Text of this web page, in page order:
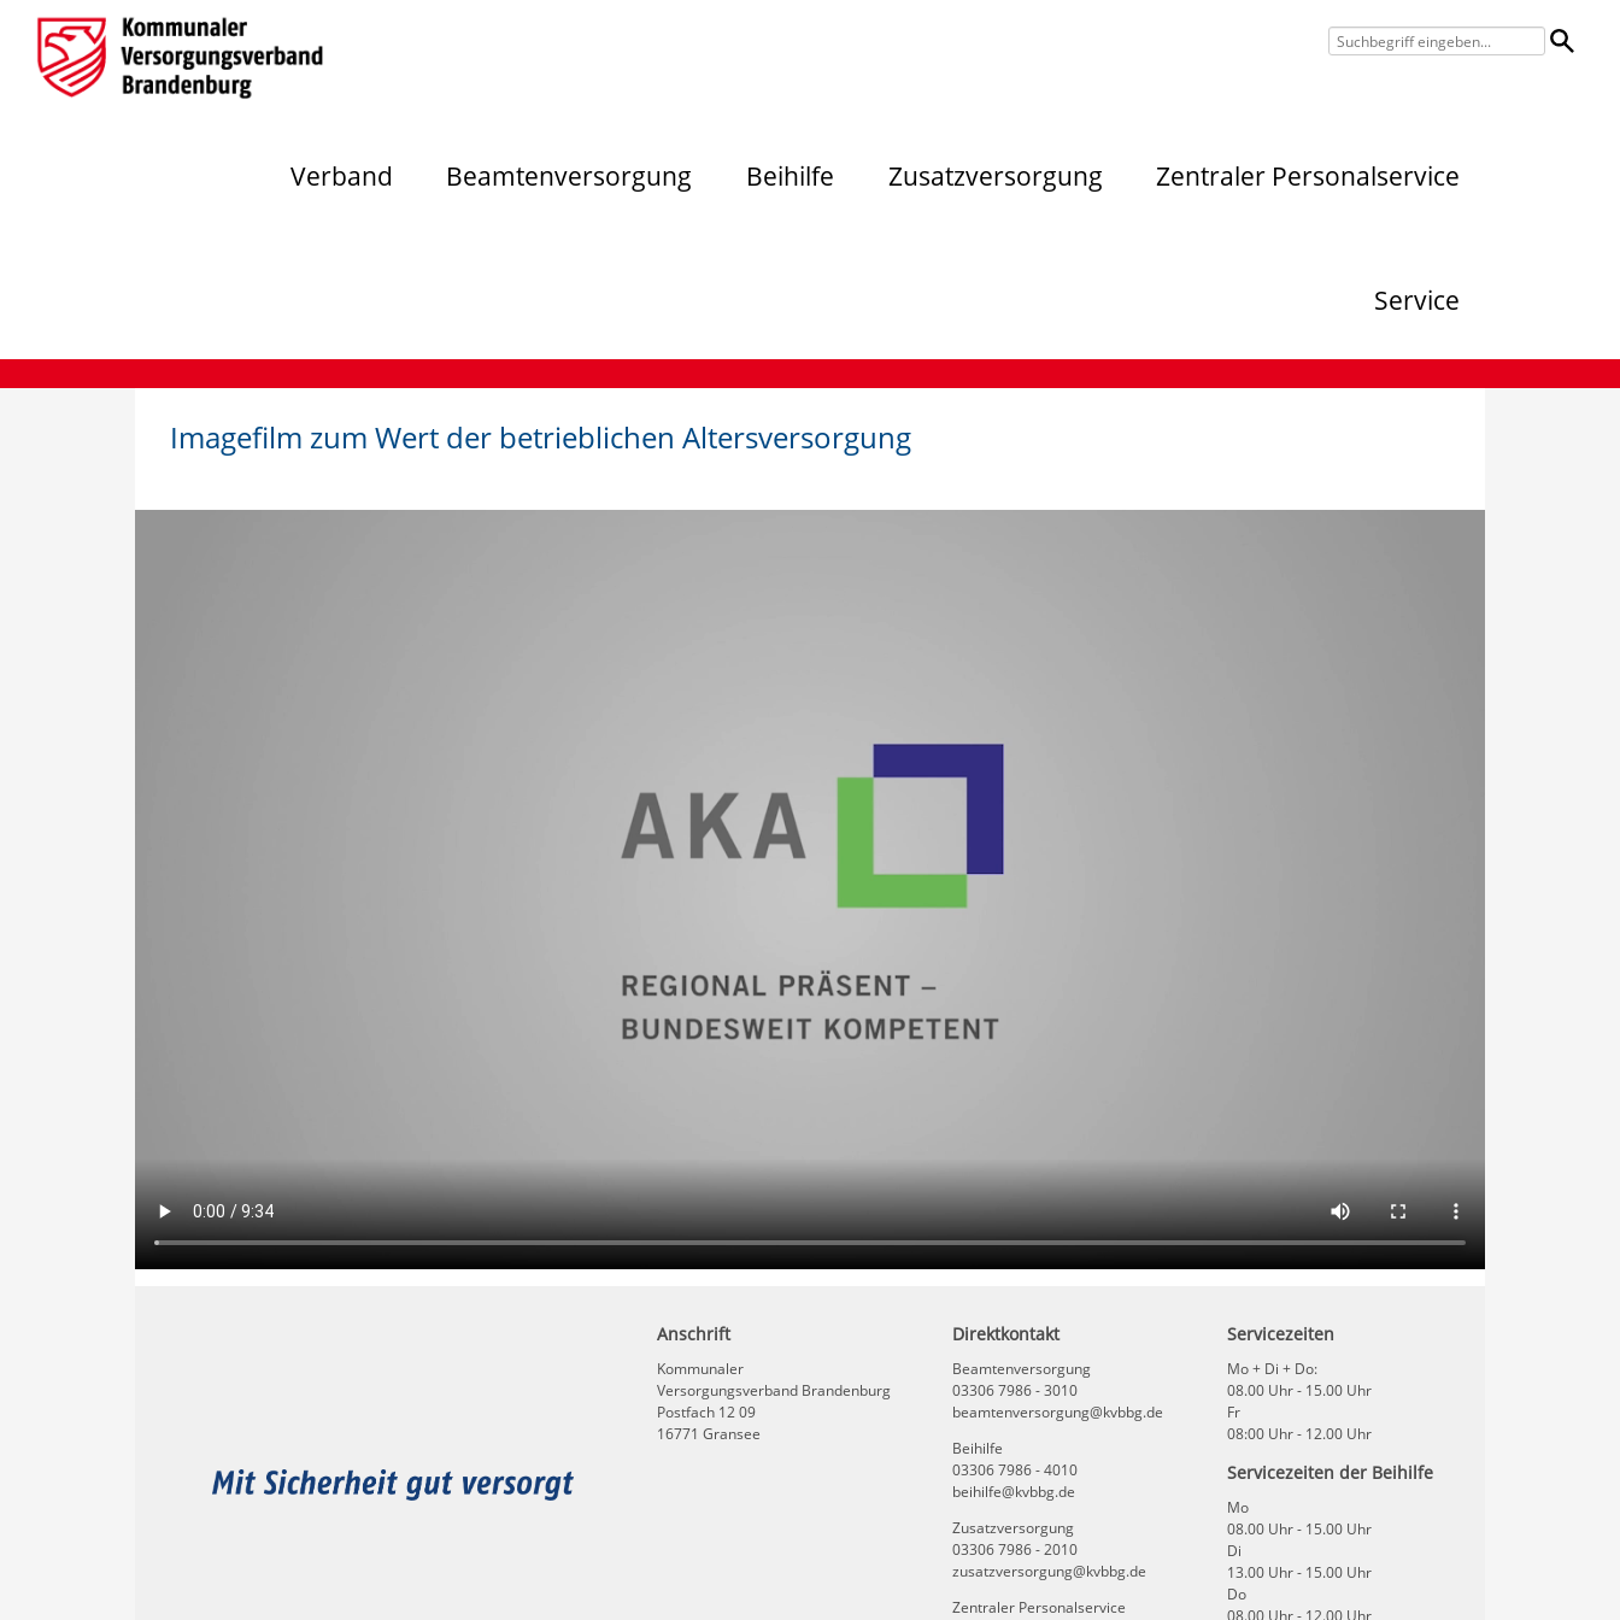
Verband Beamtenversorgung Beihilfe Zusatzversorgung Zentraler Personalservice
Service
Imagefilm zum Wert der betrieblichen Altersversorgung
Anschrift
Kommunaler
Versorgungsverband Brandenburg
Postfach 12 09
16771 Gransee
Direktkontakt
Beamtenversorgung
03306 7986 - 3010
beamtenversorgung@kvbbg.de
Beihilfe
03306 7986 - 4010
beihilfe@kvbbg.de
Zusatzversorgung
03306 7986 - 2010
zusatzversorgung@kvbbg.de
Zentraler Personalservice
Servicezeiten
Mo + Di + Do:
08.00 Uhr - 15.00 Uhr
Fr
08:00 Uhr - 12.00 Uhr
Servicezeiten der Beihilfe
Mo
08.00 Uhr - 15.00 Uhr
Di
13.00 Uhr - 15.00 Uhr
Do
08.00 Uhr - 12.00 Uhr